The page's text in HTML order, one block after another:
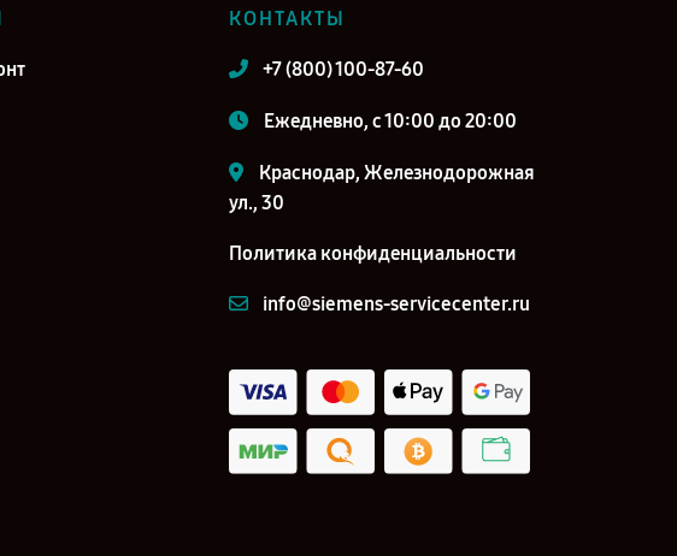
КОНТАКТЫ
+7 (800) 100-87-60
Ежедневно, с 10:00 до 20:00
Краснодар, Железнодорожная
ул., 30
Политика конфиденциальности
info@siemens-servicecenter.ru